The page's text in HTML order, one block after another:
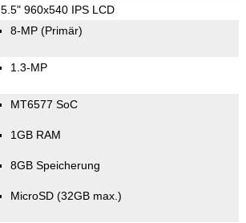
5.5" 960x540 IPS LCD
8-MP (Primär)
1.3-MP
MT6577 SoC
1GB RAM
8GB Speicherung
MicroSD (32GB max.)